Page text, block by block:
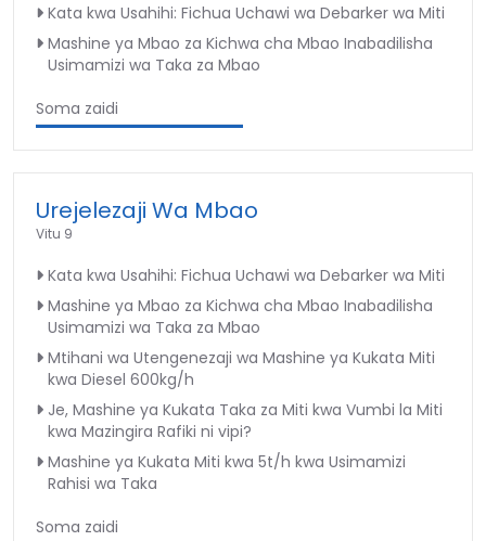
Kata kwa Usahihi: Fichua Uchawi wa Debarker wa Miti
Mashine ya Mbao za Kichwa cha Mbao Inabadilisha
Usimamizi wa Taka za Mbao
Soma zaidi
Urejelezaji Wa Mbao
Vitu 9
Kata kwa Usahihi: Fichua Uchawi wa Debarker wa Miti
Mashine ya Mbao za Kichwa cha Mbao Inabadilisha
Usimamizi wa Taka za Mbao
Mtihani wa Utengenezaji wa Mashine ya Kukata Miti
kwa Diesel 600kg/h
Je, Mashine ya Kukata Taka za Miti kwa Vumbi la Miti
kwa Mazingira Rafiki ni vipi?
Mashine ya Kukata Miti kwa 5t/h kwa Usimamizi
Rahisi wa Taka
Soma zaidi